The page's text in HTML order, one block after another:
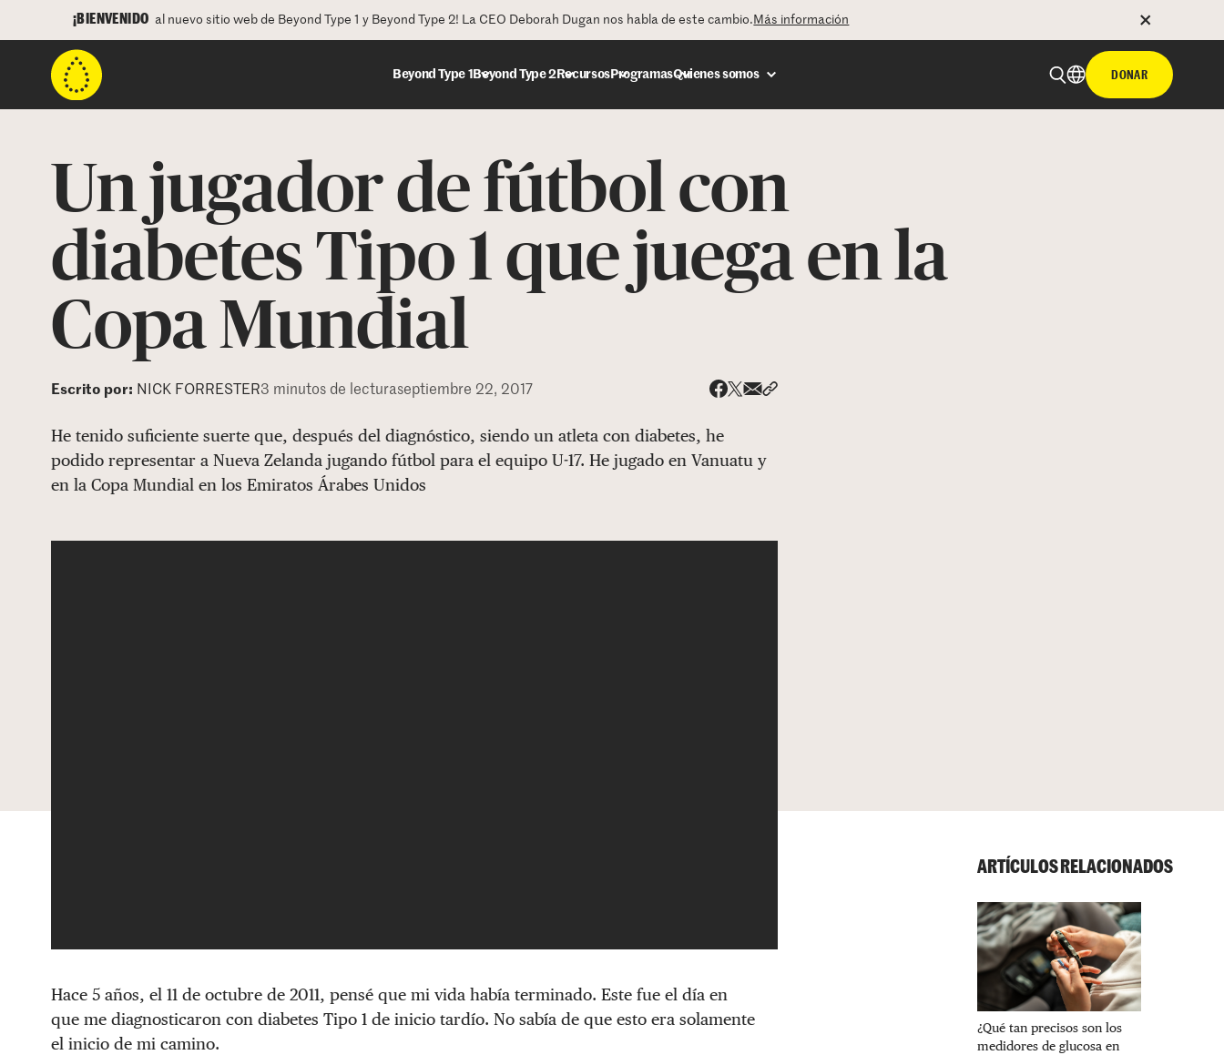
¡BIENVENIDO al nuevo sitio web de Beyond Type 1 y Beyond Type 2! La CEO Deborah Dugan nos habla de este cambio. Más información
Beyond Type 1 Beyond Type 2Recursos ProgramasQuienes somos DONAR
Un jugador de fútbol con
diabetes Tipo 1 que juega en la
Copa Mundial
Escrito por: NICK FORRESTER3 minutos de lecturaseptiembre 22, 2017
He tenido suficiente suerte que, después del diagnóstico, siendo un atleta con diabetes, he
podido representar a Nueva Zelanda jugando fútbol para el equipo U-17. He jugado en Vanuatu y
en la Copa Mundial en los Emiratos Árabes Unidos
Hace 5 años, el 11 de octubre de 2011, pensé que mi vida había terminado. Este fue el día en
que me diagnosticaron con diabetes Tipo 1 de inicio tardío. No sabía de que esto era solamente
el inicio de mi camino.
ARTÍCULOS RELACIONADOS
¿Qué tan precisos son los
medidores de glucosa en